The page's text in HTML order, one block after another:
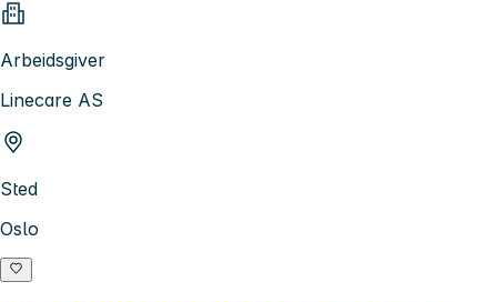
Arbeidsgiver
Linecare AS
Sted
Oslo